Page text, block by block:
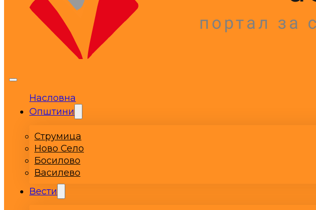
Насловна
Општини
Струмица
Ново Село
Босилово
Василево
Вести